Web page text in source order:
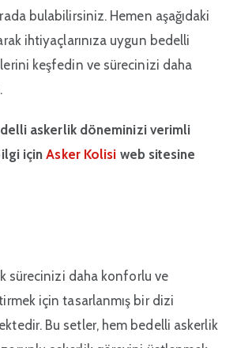
bulabilirsiniz. Hemen aşağıdaki
ihtiyaçlarınıza uygun bedelli
keşfedin ve sürecinizi daha
askerlik döneminizi verimli
içinAsker Kolisi web sitesine
sürecinizi daha konforlu ve
için tasarlanmış bir dizi
Bu setler, hem bedelli askerlik